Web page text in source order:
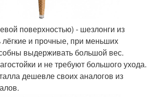
поверхностью) - шезлонги из
лёгкие и прочные, при меньших
выдерживать большой вес.
и не требуют большого ухода.
дешевле своих аналогов из